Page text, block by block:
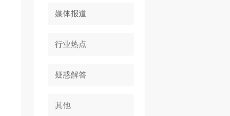
媒体报道
行业热点
疑惑解答
其他